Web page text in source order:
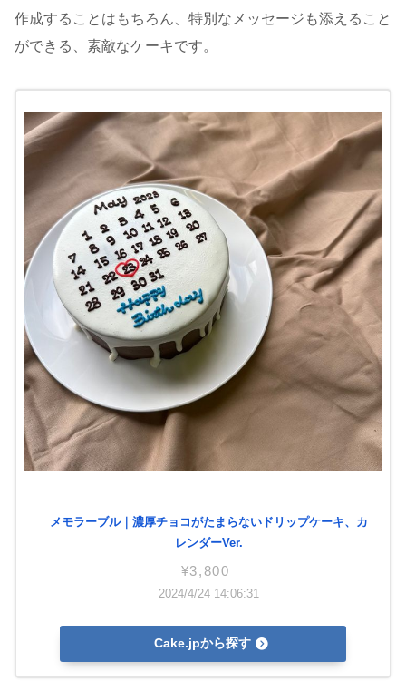
作成することはもちろん、特別なメッセージも添えること
ができる、素敵なケーキです。
メモラーブル｜濃厚チョコがたまらないドリップケーキ、カ
レンダーVer.
¥3,800
2024/4/24 14:06:31
Cake.jpから探す